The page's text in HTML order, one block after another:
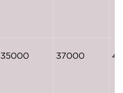
35000 37000